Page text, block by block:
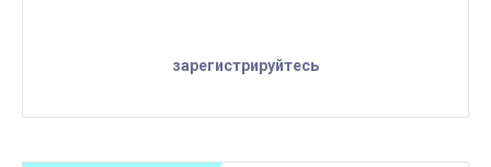
зарегистрируйтесь